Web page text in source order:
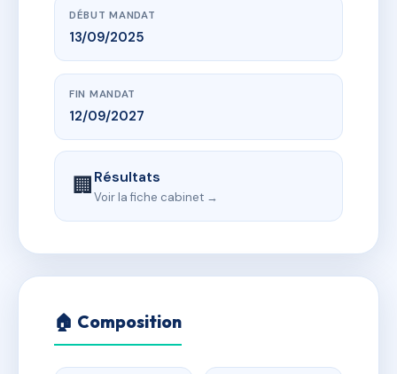
DÉBUT MANDAT
13/09/2025
FIN MANDAT
12/09/2027
🏢Résultats
Voir la fiche cabinet →
🏠 Composition